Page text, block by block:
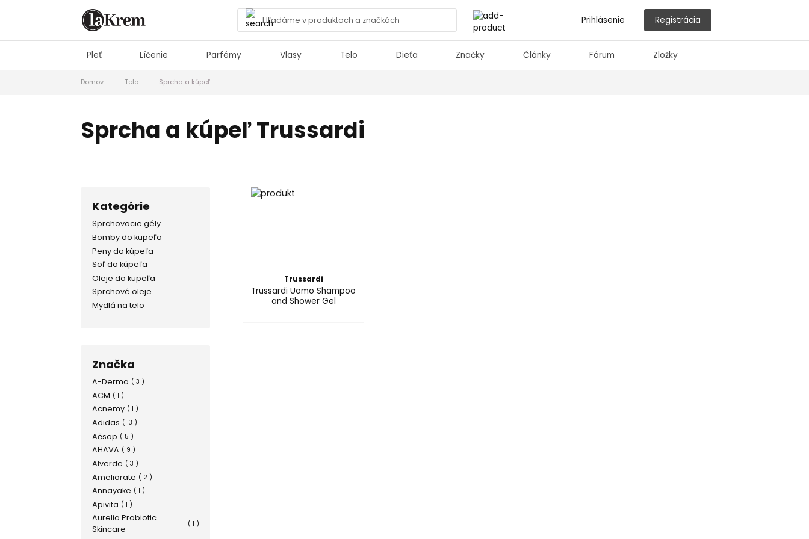
Prihlásenie Registrácia
Pleť Líčenie Parfémy Vlasy Telo Dieťa Značky Články Fórum Zložky
Domov Telo Sprcha a kúpeľ
Sprcha a kúpeľ Trussardi
Kategórie
Sprchovacie gély
Bomby do kupeľa
Peny do kúpeľa
Soľ do kúpeľa
Oleje do kupeľa
Sprchové oleje
Mydlá na telo
Značka
A-Derma ( 3 )
ACM ( 1 )
Acnemy ( 1 )
Adidas ( 13 )
Aēsop ( 5 )
AHAVA ( 9 )
Alverde ( 3 )
Ameliorate ( 2 )
Annayake ( 1 )
Apivita ( 1 )
Aurelia Probiotic
Skincare
( 1 )
Trussardi
Trussardi Uomo Shampoo
and Shower Gel